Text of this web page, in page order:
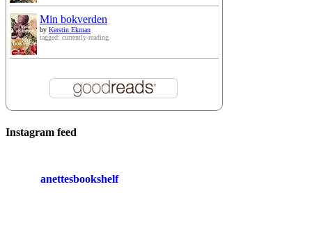
Min bokverden
by Kerstin Ekman
tagged: currently-reading
Instagram feed
anettesbookshelf